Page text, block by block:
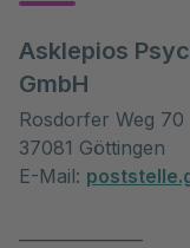
Asklepios
GmbH
Rosdorfer Weg 70
37081 Göttingen
E-Mail: